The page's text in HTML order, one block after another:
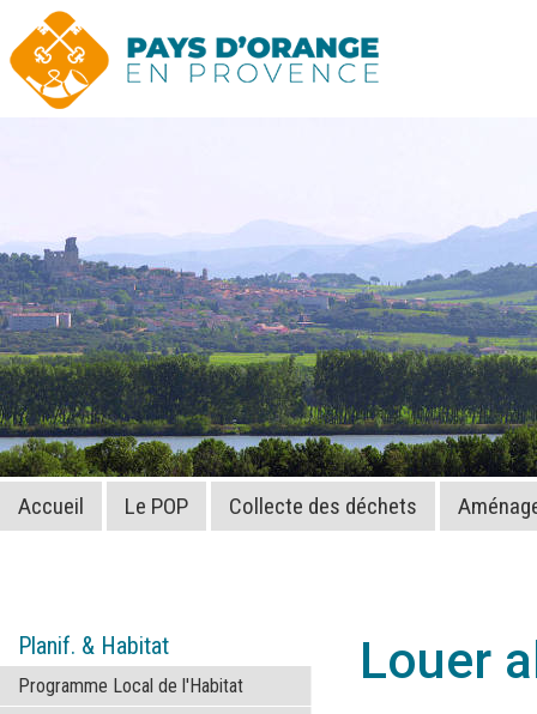
Accueil Le POP Collecte des déchets
Planif. & Habitat
Programme Local de l'Habitat
Louer